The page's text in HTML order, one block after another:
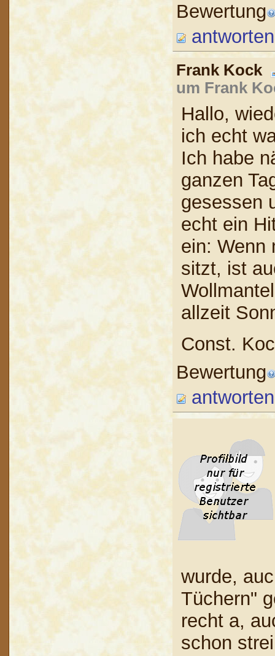
Bewertung
antworten
Frank Kock
um Frank
Hallo,
ich echt
Ich habe
ganzen
gesessen
echt ein
ein: Wenn
sitzt, ist
allzeit
Const.
Bewertung
antworten
wurde,
Tüchern"
recht a,
schon